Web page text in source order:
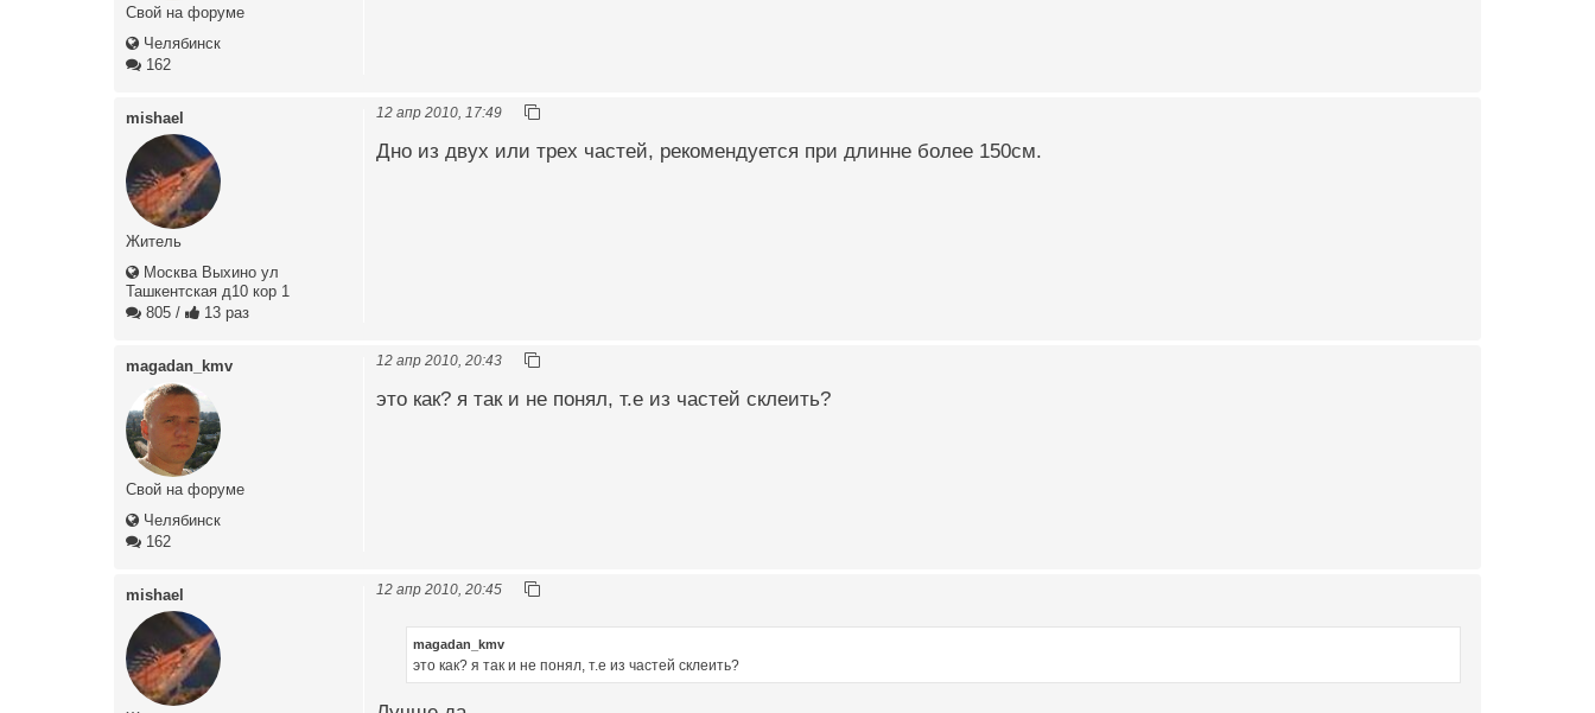
Свой на форуме
Челябинск
162
mishael
Житель
Москва Выхино ул
Ташкентская д10 кор 1
805 / 13 раз
12 апр 2010, 17:49
Дно из двух или трех частей, рекомендуется при длинне более 150см.
magadan_kmv
Свой на форуме
Челябинск
162
12 апр 2010, 20:43
это как? я так и не понял, т.е из частей склеить?
mishael 12 апр 2010, 20:45
magadan_kmv
это как? я так и не понял, т.е из частей склеить?